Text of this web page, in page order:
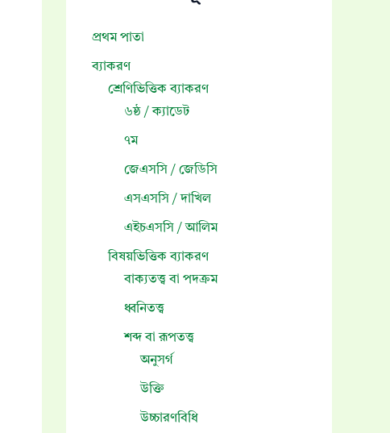
প্রথম পাতা
ব্যাকরণ
শ্রেণিভিত্তিক ব্যাকরণ
৬ষ্ঠ / ক্যাডেট
৭ম
জেএসসি / জেডিসি
এসএসসি / দাখিল
এইচএসসি / আলিম
বিষয়ভিত্তিক ব্যাকরণ
বাক্যতত্ত্ব বা পদক্রম
ধ্বনিতত্ত্ব
শব্দ বা রূপতত্ত্ব
অনুসর্গ
উক্তি
উচ্চারণবিধি